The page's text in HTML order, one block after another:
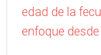
edad de la
enfoque